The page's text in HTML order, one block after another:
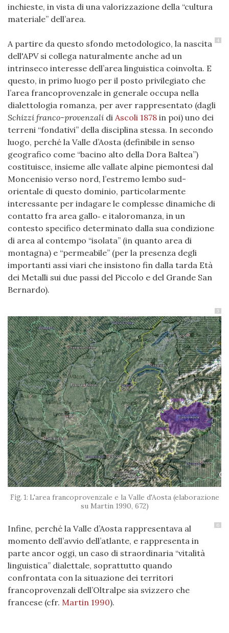
inchieste, in vista di una valorizzazione della “cultura
materiale” dell’area.
4
A partire da questo sfondo metodologico, la nascita
dell'APV si collega naturalmente anche ad un
intrinseco interesse dell’area linguistica coinvolta. E
questo, in primo luogo per il posto privilegiato che
l’area francoprovenzale in generale occupa nella
dialettologia romanza, per aver rappresentato (dagli
Schizzi franco-provenzali di Ascoli 1878 in poi) uno dei
terreni “fondativi” della disciplina stessa. In secondo
luogo, perché la Valle d’Aosta (definibile in senso
geografico come “bacino alto della Dora Baltea”)
costituisce, insieme alle vallate alpine piemontesi dal
Moncenisio verso nord, l’estremo lembo sud-
orientale di questo dominio, particolarmente
interessante per indagare le complesse dinamiche di
contatto fra area gallo‑ e italoromanza, in un
contesto specifico determinato dalla sua condizione
di area al contempo “isolata” (in quanto area di
montagna) e “permeabile” (per la presenza degli
importanti assi viari che insistono fin dalla tarda Età
dei Metalli sui due passi del Piccolo e del Grande San
Bernardo).
5
L'area francoprovenzale e la Valle d'Aosta (elaborazione
su Martin 1990, 672)
6
Infine, perché la Valle d’Aosta rappresentava al
momento dell’avvio dell’atlante, e rappresenta in
parte ancor oggi, un caso di straordinaria “vitalità
linguistica” dialettale, soprattutto quando
confrontata con la situazione dei territori
francoprovenzali dell’Oltralpe sia svizzero che
francese (cfr. Martin 1990).